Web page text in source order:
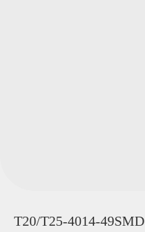
T20/T25-4014-49SMD